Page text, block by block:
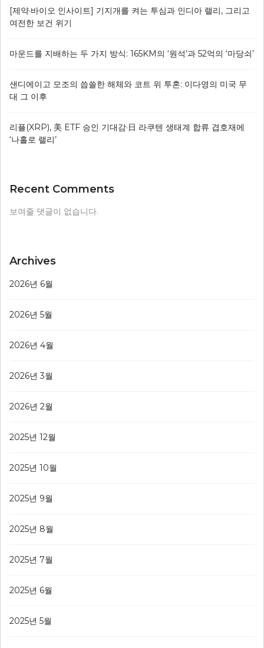
[제약·바이오 인사이트] 기지개를 켜는 투심과 인디아 랠리, 그리고
여전한 보건 위기
마운드를 지배하는 두 가지 방식: 165KM의 ‘원석’과 52억의 ‘마당쇠’
샌디에이고 모조의 씁쓸한 해체와 코트 위 투혼: 이다영의 미국 무
대 그 이후
리플(XRP), 美 ETF 승인 기대감·日 라쿠텐 생태계 합류 겹호재에
‘나홀로 랠리’
Recent Comments
보여줄 댓글이 없습니다.
Archives
2026년 6월
2026년 5월
2026년 4월
2026년 3월
2026년 2월
2025년 12월
2025년 10월
2025년 9월
2025년 8월
2025년 7월
2025년 6월
2025년 5월